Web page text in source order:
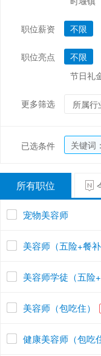
能源/电
职位薪资 不限
职位亮点 不限
节日礼
更多筛选 所属行
已选条件 关键词：
所有职位
宠物美容师
美容师（五险+餐补
美容师学徒（五险+
美容师（包吃住）
健康美容师（包吃